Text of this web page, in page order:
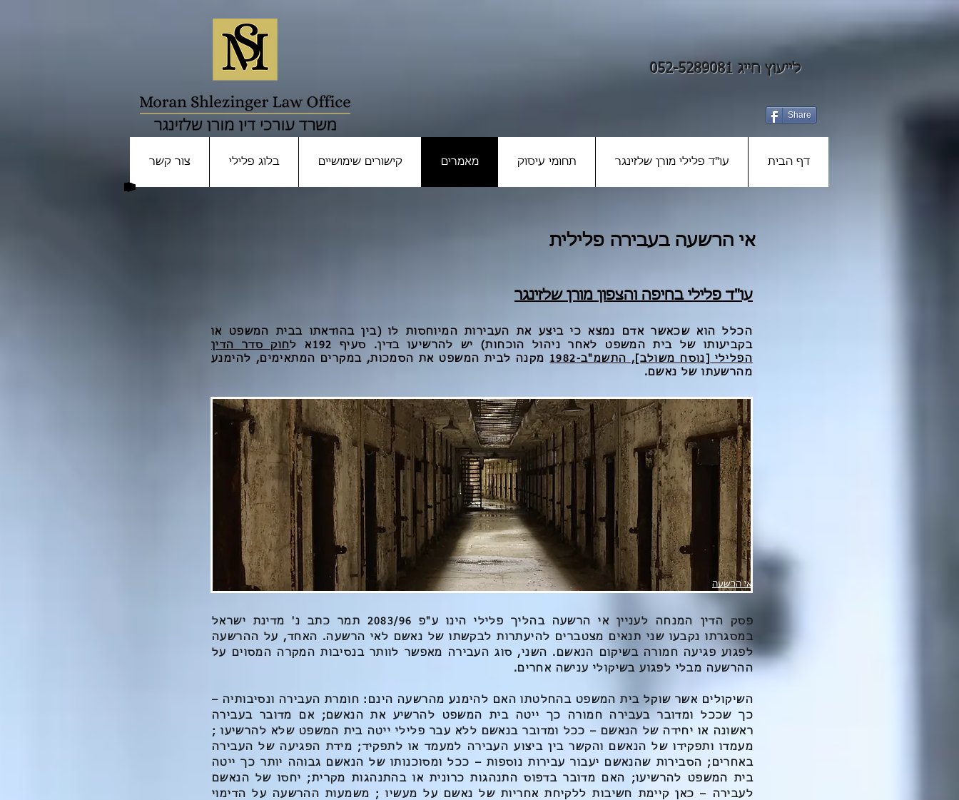
לייעוץ חייג 052-5289081
Share
צור קשר בלוג פלילי קישורים שימושיים מאמרים תחומי עיסוק עו"ד פלילי מורן שלזינגר דף הבית
אי הרשעה בעבירה פלילית
עו"ד פלילי בחיפה והצפון מורן שלזינגר
הכלל הוא שכאשר אדם נמצא כי ביצע את העבירות המיוחסות לו (בין בהודאתו בבית המשפט או
בקביעותו של בית המשפט לאחר ניהול הוכחות) יש להרשיעו בדין. סעיף 192א ל
חוק סדר הדין
הפלילי [נוסח משולב], התשמ"ב-1982
מקנה לבית המשפט את הסמכות, במקרים המתאימים, להימנע
מהרשעתו של נאשם.
אי הרשעה
פסק הדין המנחה לעניין אי הרשעה בהליך פלילי הינו ע"פ 2083/96 תמר כתב נ' מדינת ישראל
במסגרתו נקבעו שני תנאים מצטברים להיעתרות לבקשתו של נאשם לאי הרשעה. האחד, על ההרשעה
לפגוע פגיעה חמורה בשיקום הנאשם. השני, סוג העבירה מאפשר לוותר בנסיבות המקרה המסוים על
ההרשעה מבלי לפגוע בשיקולי ענישה אחרים.
השיקולים אשר שוקל בית המשפט בהחלטתו האם להימנע מהרשעה הינם: חומרת העבירה ונסיבותיה –
כך שככל ומדובר בעבירה חמורה כך ייטה בית המשפט להרשיע את הנאשם; אם מדובר בעבירה
ראשונה או יחידה של הנאשם – ככל ומדובר בנאשם ללא עבר פלילי ייטה בית המשפט שלא להרשיעו ;
מעמדו ותפקידו של הנאשם והקשר בין ביצוע העבירה למעמד או לתפקיד; מידת הפגיעה של העבירה
באחרים; הסבירות שהנאשם יעבור עבירות נוספות – ככל ומסוכנותו של הנאשם גבוהה יותר כך ייטה
בית המשפט להרשיעו; האם מדובר בדפוס התנהגות כרונית או בהתנהגות מקרית; יחסו של הנאשם
לעבירה – כאן קיימת חשיבות ללקיחת אחריות של נאשם על מעשיו ; משמעות ההרשעה על הדימוי